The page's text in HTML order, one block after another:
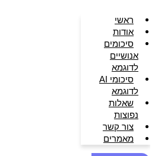
ראשי
אודות
סיכומים
אנושיים
לדוגמא
סיכומי AI
לדוגמא
שאלות
נפוצות
צור קשר
מאמרים